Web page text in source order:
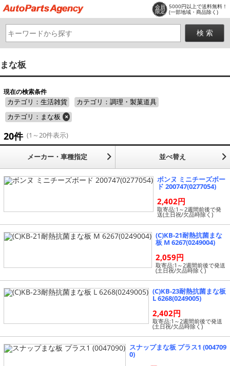
会員
限定
5000円以上で送料無料！
(一部地域・商品除く)
まな板
現在の検索条件
カテゴリ：生活雑貨
カテゴリ：調理・製菓道具
カテゴリ：まな板 ×
20件 (1～20件表示)
メーカー・車種指定 並べ替え
ボンヌ ミニチーズボー
ド 200747(0277054)
2,402円
取寄品:1～2週間前後で発
送(土日祝/欠品時除く)
(C)KB-21耐熱抗菌まな
板 M 6267(0249004)
2,059円
取寄品:1～2週間前後で発送
(土日祝/欠品時除く)
(C)KB-23耐熱抗菌まな板
L 6268(0249005)
2,402円
取寄品:1～2週間前後で発送
(土日祝/欠品時除く)
スナップまな板 プラス1 (004709
0)